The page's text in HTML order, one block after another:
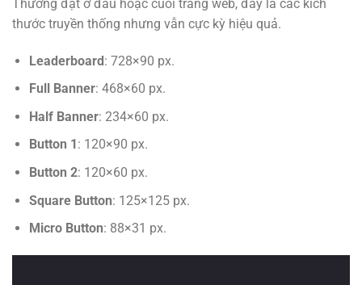
Thường đặt ở đầu hoặc cuối trang web, đây là các kích
thước truyền thống nhưng vẫn cực kỳ hiệu quả.
Leaderboard: 728×90 px.
Full Banner: 468×60 px.
Half Banner: 234×60 px.
Button 1 : 120×90 px.
Button 2: 120×60 px.
Square Button: 125×125 px.
Micro Button: 88×31 px.